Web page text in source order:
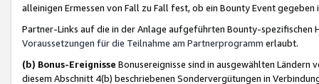
alleinigen Ermessen von Fall zu Fall fest, ob ein Bounty Event
Partner-Links auf die in der Anlage aufgeführten Bounty-spezifischen
Voraussetzungen für die Teilnahme am Partnerprogramm erlaubt.
(b) Bonus-Ereignisse Bonusereignisse sind in ausgewählten Ländern
diesem Abschnitt 4(b) beschriebenen Sondervergütungen in